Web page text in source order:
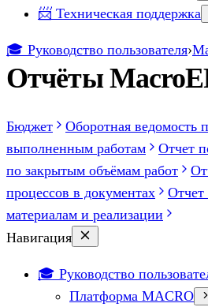
📨 Техническая поддержка
🎓 Руководство пользователя›
Отчёты
Бюджет
Оборотная ведомость
выполненным работам
Отчет
по закрытым объёмам работ
процессов в документах
Отчет
материалам и реализации
Навигация
🎓 Руководство
Платформа MACRO